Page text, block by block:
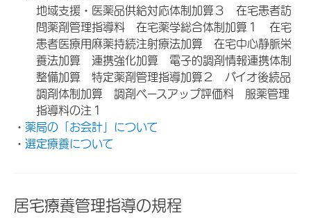
地域支援・医薬品供給対応体制加算３ 在宅患者訪
問薬剤管理指導料 在宅薬学総合体制加算１ 在宅
患者医療用麻薬持続注射療法加算 在宅中心静脈栄
養法加算 連携強化加算 電子的調剤情報連携体制
整備加算 特定薬剤管理指導加算２ バイオ後続品
調剤体制加算 調剤ベースアップ評価料 服薬管理
指導料の注１
・ 薬局の「お会計」について
・ 選定療養について
居宅療養管理指導の規程